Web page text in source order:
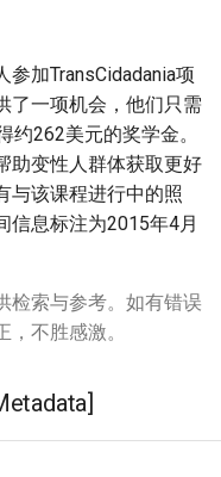
加TransCidadania项
了一项机会，他们只需
262美元的奖学金。
助变性人群体获取更好
与该课程进行中的照
信息标注为2015年4月
检索与参考。如有错误
不胜感激。